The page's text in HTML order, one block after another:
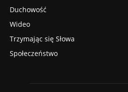
Duchowość
Wideo
Trzymając się Słowa
Społeczeństwo